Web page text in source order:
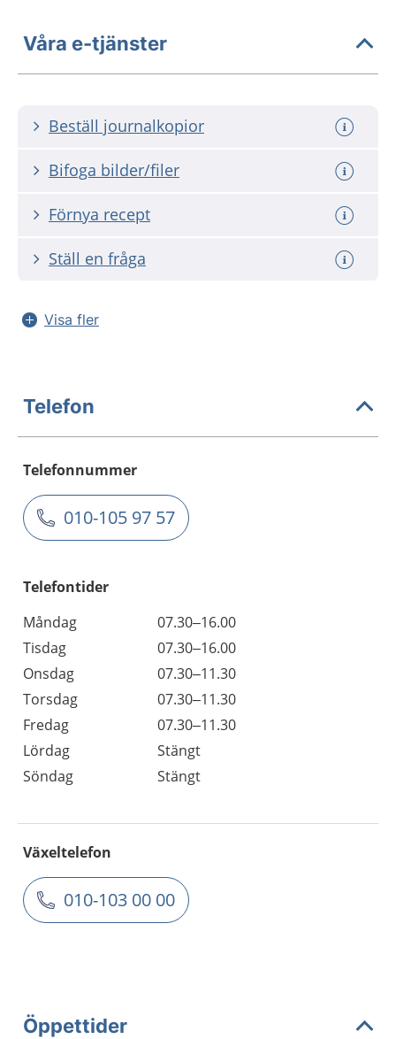
Våra e-tjänster
Beställ journalkopior
Bifoga bilder/filer
Förnya recept
Ställ en fråga
Visa fler
Telefon
Telefonnummer
010-105 97 57
Telefontider
Måndag
07.30–16.00
Tisdag
07.30–16.00
Onsdag
07.30–11.30
Torsdag
07.30–11.30
Fredag
07.30–11.30
Lördag
Stängt
Söndag
Stängt
Växeltelefon
010-103 00 00
Öppettider